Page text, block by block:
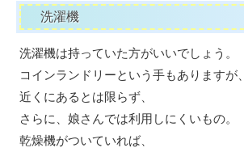
洗濯機
洗濯機は持っていた方がいいでしょう。
コインランドリーという手もありますが、
近くにあるとは限らず、
さらに、娘さんでは利用しにくいもの。
乾燥機がついていれば、